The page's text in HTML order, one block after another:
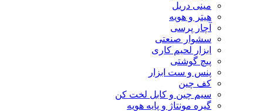
مینی دریل
هیتر و هویه
آچار پرسی
سشوار صنعتی
ابزار لحیم کاری
پیچ گوشتی
پنس و ست ابزار
کف چین
سیم چین و کابل لخت کن
گیره مونتاژ و پایه هویه